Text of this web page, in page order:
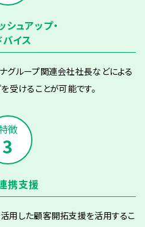
ュアップ・
バイス
グループ関連会社社長などによる
受けることが可能です。
3
携支援
用した顧客開拓支援を活用するこ